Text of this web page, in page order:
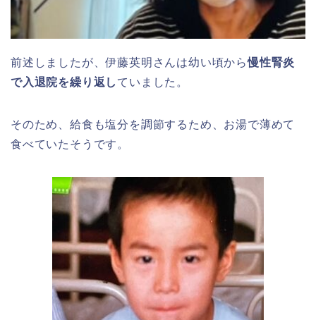
前述しましたが、伊藤英明さんは幼い頃から慢性腎炎
で入退院を繰り返し ていました。
そのため、給食も塩分を調節するため、お湯で薄めて
食べていたそうです。